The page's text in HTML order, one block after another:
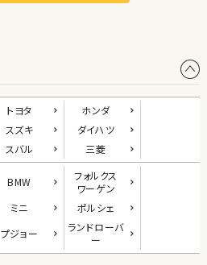
1位
ダイハツ
コペン
2
ロードスター
トヨタ
ホンダ
スズキ
ダイハツ
スバル 三菱
BMW
フォルクス
ワーゲン
ミニ
ポルシェ
プジョー ランドローバ
ー